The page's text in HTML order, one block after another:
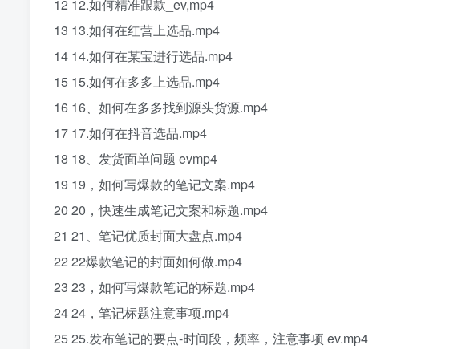
12 12.如何精准跟款_ev,mp4
13 13.如何在红营上选品.mp4
14 14.如何在某宝进行选品.mp4
15 15.如何在多多上选品.mp4
16 16、如何在多多找到源头货源.mp4
17 17.如何在抖音选品.mp4
18 18、发货面单问题 evmp4
19 19，如何写爆款的笔记文案.mp4
20 20，快速生成笔记文案和标题.mp4
21 21、笔记优质封面大盘点.mp4
22 22爆款笔记的封面如何做.mp4
23 23，如何写爆款笔记的标题.mp4
24 24，笔记标题注意事项.mp4
25 25.发布笔记的要点-时间段，频率，注意事项 ev.mp4